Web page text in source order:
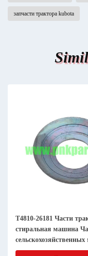
запчасти трактора kubota
T4810-26181 Части
стиральная машина